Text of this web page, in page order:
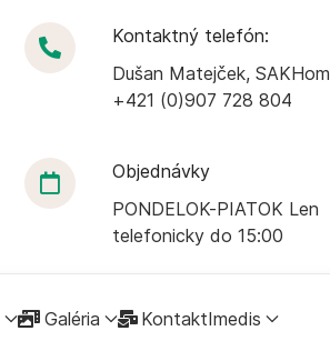
Kontaktný telefón:
Dušan Matejček, SAKHom
+421 (0)907 728 804
Objednávky
PONDELOK-PIATOK Len
telefonicky do 15:00
Galéria KontaktImedis